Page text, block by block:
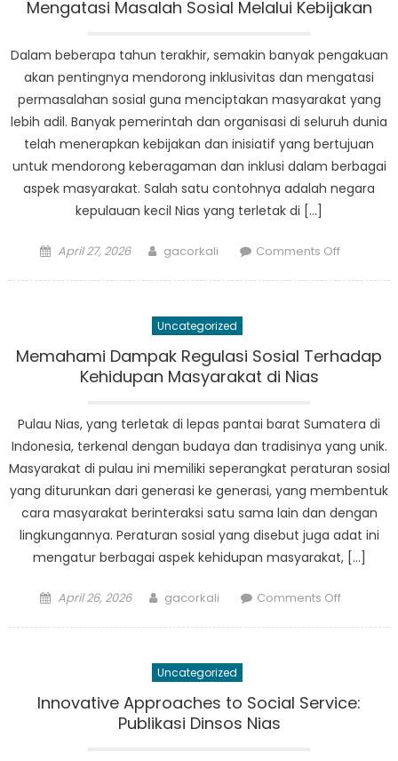
yang
Luar
Biasa
Mengatasi Masalah Sosial Melalui Kebijakan
Dalam beberapa tahun terakhir, semakin banyak pengakuan
akan pentingnya mendorong inklusivitas dan mengatasi
permasalahan sosial guna menciptakan masyarakat yang
lebih adil. Banyak pemerintah dan organisasi di seluruh dunia
telah menerapkan kebijakan dan inisiatif yang bertujuan
untuk mendorong keberagaman dan inklusi dalam berbagai
aspek masyarakat. Salah satu contohnya adalah negara
kepulauan kecil Nias yang terletak di […]
Posted
April 27, 2026 Author
gacorkali Comments Offon
Masalah
Kebijakan
Uncategorized
Memahami Dampak Regulasi Sosial Terhadap
Kehidupan Masyarakat di Nias
Pulau Nias, yang terletak di lepas pantai barat Sumatera di
Indonesia, terkenal dengan budaya dan tradisinya yang unik.
Masyarakat di pulau ini memiliki seperangkat peraturan sosial
yang diturunkan dari generasi ke generasi, yang membentuk
cara masyarakat berinteraksi satu sama lain dan dengan
lingkungannya. Peraturan sosial yang disebut juga adat ini
mengatur berbagai aspek kehidupan masyarakat, […]
Posted
April 26, 2026 Author
gacorkali Comments Offon
Terhadap
Uncategorized
Innovative Approaches to Social Service:
Publikasi Dinsos Nias